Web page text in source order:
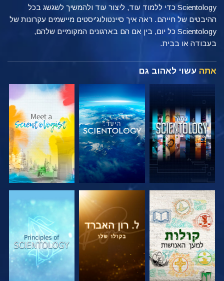
Scientology כדי ללמוד עוד, ליצור עוד ולהמשיך לשגשג בכל
ההיבטים של חייהם. ראה איך סיינטולוג'יסטים מיישמים עקרונות של
Scientology כל יום, בין אם הם בארגונים המקומיים שלהם,
בעבודה או בבית.
אתה עשוי לאהוב גם
בדוק את הסדרה בדוק את הסדרה בדוק את הסדרה